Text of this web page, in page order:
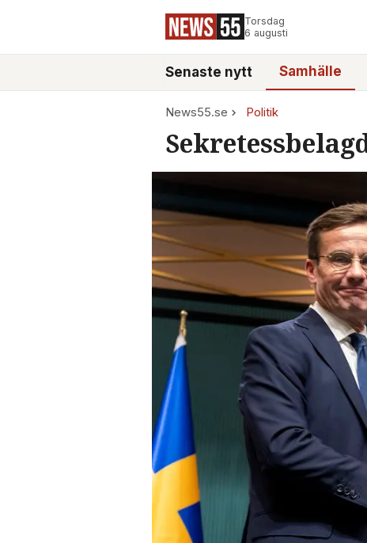
Torsdag
6 augusti
Senaste nytt Samhälle
News55.se Politik